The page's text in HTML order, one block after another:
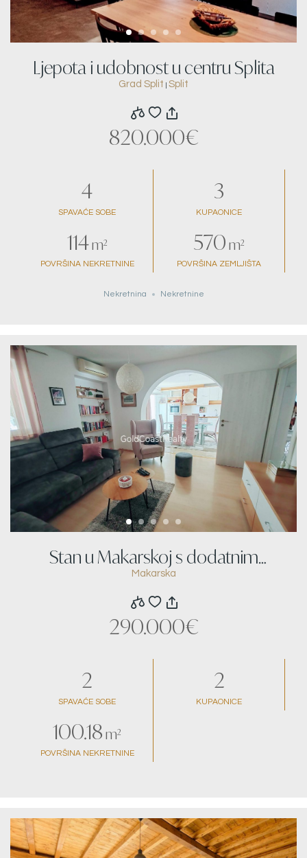
Ljepota i udobnost u centru Splita
Grad Split Split
820.000€
4
SPAVAĆE SOBE
3
KUPAONICE
114m²
POVRŠINA NEKRETNINE
570 m²
POVRŠINA ZEMLJIŠTA
Nekretnina Nekretnine
Stan u Makarskoj s dodatnim
Makarska
290.000€
2
SPAVAĆE SOBE
2
KUPAONICE
100.18 m²
POVRŠINA NEKRETNINE